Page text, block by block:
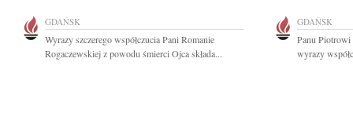
GDAŃSK
Wyrazy szczerego współczucia Pani Romanie
Rogaczewskiej z powodu śmierci Ojca składa...
GDAŃSK
Panu Piotrowi
wyrazy